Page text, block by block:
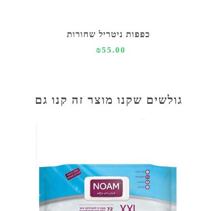
כפפות ניטריל שחורות
₪55.00
גולשים שקנו מוצר זה קנו גם